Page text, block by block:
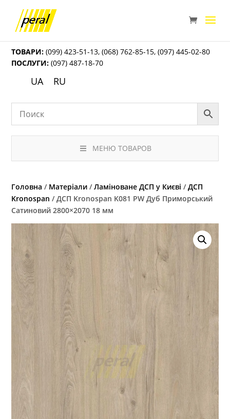
ТОВАРИ: (099) 423-51-13,(068) 762-85-15,(097) 445-02-80
ПОСЛУГИ: (097) 487-18-70
UA RU
МЕНЮ ТОВАРОВ
Головна / Матеріали /Ламіноване ДСП у Києві /ДСП
Kronospan / ДСП Kronospan K081 PW Дуб Приморський
Сатиновий 2800×2070 18 мм